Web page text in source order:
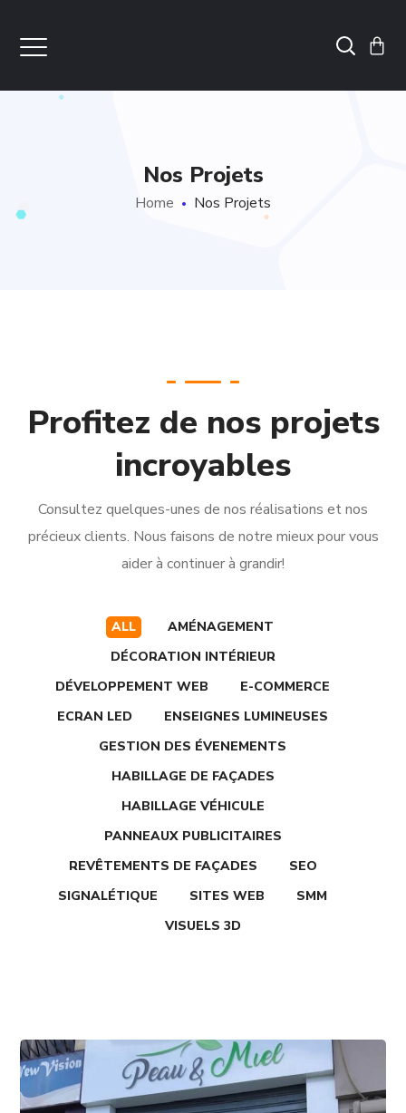
Nos Projets
Home Nos Projets
Profitez de nos projets
incroyables
Consultez quelques-unes de nos réalisations et nos
précieux clients. Nous faisons de notre mieux pour vous
aider à continuer à grandir!
ALL
AMÉNAGEMENT
DÉCORATION INTÉRIEUR
DÉVELOPPEMENT WEB
E-COMMERCE
ECRAN LED
ENSEIGNES LUMINEUSES
GESTION DES ÉVENEMENTS
HABILLAGE DE FAÇADES
HABILLAGE VÉHICULE
PANNEAUX PUBLICITAIRES
REVÊTEMENTS DE FAÇADES
SEO
SIGNALÉTIQUE
SITES WEB
SMM
VISUELS 3D